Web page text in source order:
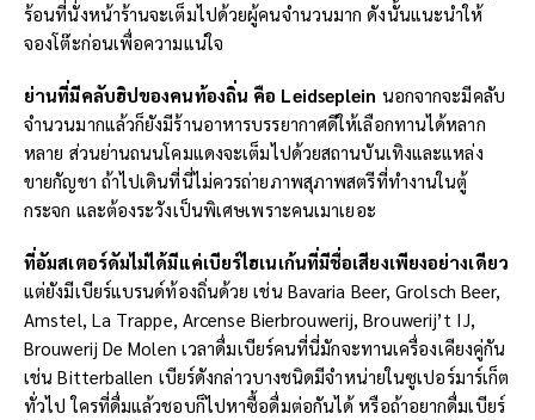
ร้อนที่นั่งหน้าร้านจะเต็มไปด้วยผู้คนจำนวนมาก ดังนั้นแนะนำให้
จองโต๊ะก่อนเพื่อความแน่ใจ
ย่านที่มีคลับฮิปของคนท้องถิ่น คือ Leidseplein นอกจากจะมีคลับ
จำนวนมากแล้วก็ยังมีร้านอาหารบรรยากาศดีให้เลือกทานได้หลาก
หลาย ส่วนย่านถนนโคมแดงจะเต็มไปด้วยสถานบันเทิงและแหล่ง
ขายกัญชา ถ้าไปเดินที่นี่ไม่ควรถ่ายภาพสุภาพสตรีที่ทำงานในตู้
กระจก และต้องระวังเป็นพิเศษเพราะคนเมาเยอะ
ที่อัมสเตอร์ดัมไม่ได้มีแค่เบียร์ไฮเนเก้นที่มีชื่อเสียงเพียงอย่างเดียว
แต่ยังมีเบียร์แบรนด์ท้องถิ่นด้วย เช่น Bavaria Beer, Grolsch Beer,
Amstel, La Trappe, Arcense Bierbrouwerij, Brouwerij’t IJ,
Brouwerij De Molen เวลาดื่มเบียร์คนที่นี่มักจะทานเครื่องเคียงคู่กัน
เช่น Bitterballen เบียร์ดังกล่าวบางชนิดมีจำหน่ายในซูเปอร์มาร์เก็ต
ทั่วไป ใครที่ดื่มแล้วชอบก็ไปหาซื้อดื่มต่อกันได้ หรือถ้าอยากดื่มเบียร์